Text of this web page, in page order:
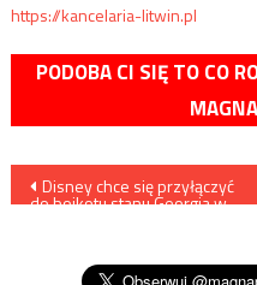
https://kancelaria-litwin.pl
PODOBA CI SIĘ TO CO
Nawigacja
Disney chce się przyłączyć
do bojkotu stanu Georgia w